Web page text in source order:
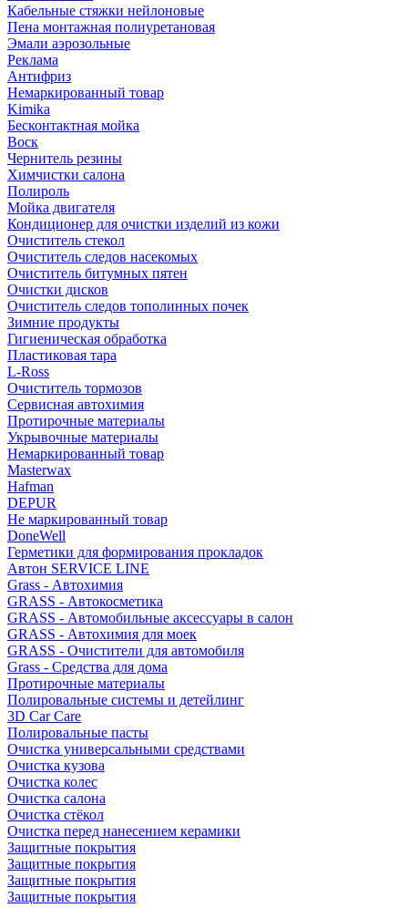
Кабельные стяжки нейлоновые
Пена монтажная полиуретановая
Эмали аэрозольные
Реклама
Антифриз
Немаркированный товар
Kimika
Бесконтактная мойка
Воск
Чернитель резины
Химчистки салона
Полироль
Мойка двигателя
Кондиционер для очистки изделий из кожи
Очиститель стекол
Очиститель следов насекомых
Очиститель битумных пятен
Очистки дисков
Очиститель следов тополинных почек
Зимние продукты
Гигиеническая обработка
Пластиковая тара
L-Ross
Очиститель тормозов
Сервисная автохимия
Протирочные материалы
Укрывочные материалы
Немаркированный товар
Masterwax
Hafman
DEPUR
Не маркированный товар
DoneWell
Герметики для формирования прокладок
Автон SERVICE LINE
Grass - Автохимия
GRASS - Автокосметика
GRASS - Автомобильные аксессуары в салон
GRASS - Автохимия для моек
GRASS - Очистители для автомобиля
Grass - Средства для дома
Протирочные материалы
Полировальные системы и детейлинг
3D Car Care
Полировальные пасты
Очистка универсальными средствами
Очистка кузова
Очистка колес
Очистка салона
Очистка стёкол
Очистка перед нанесением керамики
Защитные покрытия
Защитные покрытия
Защитные покрытия
Защитные покрытия